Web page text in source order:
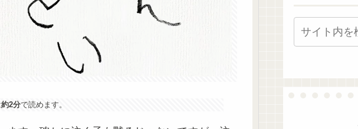
約2分で読めます。